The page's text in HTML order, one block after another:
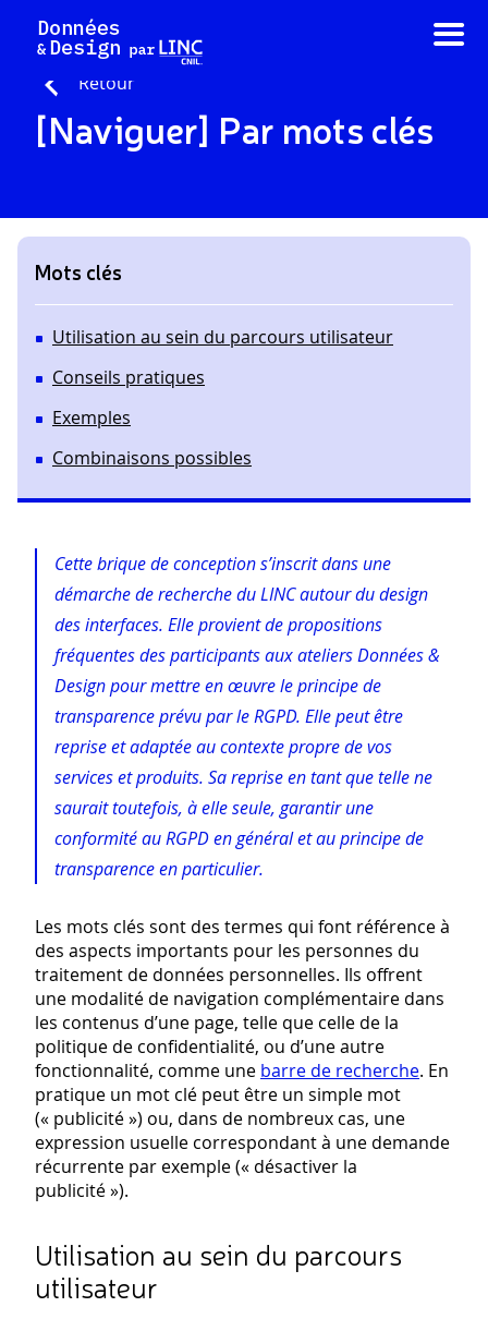
contenu
Retour
[Naviguer] Par mots clés
Mots clés
Utilisation au sein du parcours utilisateur
Conseils pratiques
Exemples
Combinaisons possibles
Cette brique de conception s’inscrit dans une
démarche de recherche du LINC autour du design
des interfaces. Elle provient de propositions
fréquentes des participants aux ateliers Données &
Design pour mettre en œuvre le principe de
transparence prévu par le RGPD. Elle peut être
reprise et adaptée au contexte propre de vos
services et produits. Sa reprise en tant que telle ne
saurait toutefois, à elle seule, garantir une
conformité au RGPD en général et au principe de
transparence en particulier.
Les mots clés sont des termes qui font référence à
des aspects importants pour les personnes du
traitement de données personnelles. Ils offrent
une modalité de navigation complémentaire dans
les contenus d’une page, telle que celle de la
politique de confidentialité, ou d’une autre
fonctionnalité, comme une barre de recherche. En
pratique un mot clé peut être un simple mot
(« publicité ») ou, dans de nombreux cas, une
expression usuelle correspondant à une demande
récurrente par exemple (« désactiver la
publicité »).
Utilisation au sein du parcours
utilisateur